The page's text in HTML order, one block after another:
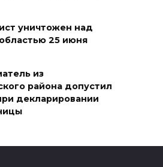
19:33
и пилон: в
области
уничтожен над
25 июня
из
района допустил
декларировании